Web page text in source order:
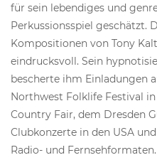
für sein lebendiges und
Perkussionsspiel geschätzt.
Kompositionen von Tony
eindrucksvoll. Sein
bescherte ihm Einladungen
Northwest Folklife Festival
Country Fair, dem Dresden
Clubkonzerte in den USA
Radio- und